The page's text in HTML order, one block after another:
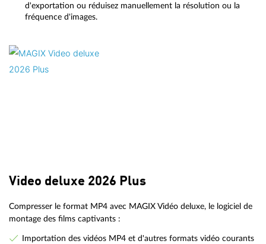
d'exportation ou réduisez manuellement la résolution ou la
fréquence d'images.
Video deluxe 2026 Plus
Compresser le format MP4 avec MAGIX Vidéo deluxe, le logiciel de
montage des films captivants :
Importation des vidéos MP4 et d'autres formats vidéo courants